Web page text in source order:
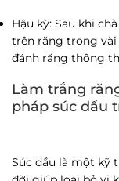
Hậu kỳ: Sau khi
trên răng trong
đánh răng thông
Làm trắng
pháp súc dầu
Súc dầu là một kỹ